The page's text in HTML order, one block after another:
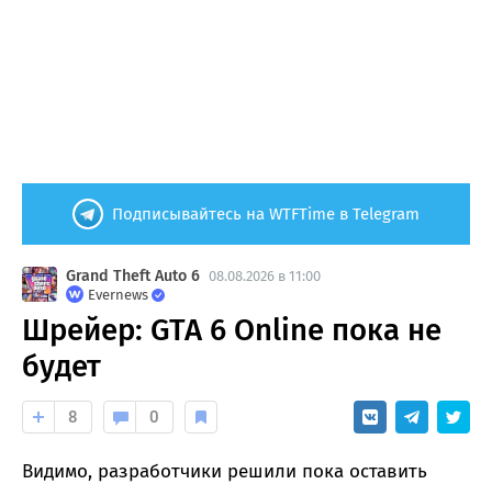
Подписывайтесь на WTFTime в Telegram
Grand Theft Auto 6 08.08.2026 в 11:00
Evernews
Шрейер: GTA 6 Online пока не
будет
8 0
Видимо, разработчики решили пока оставить